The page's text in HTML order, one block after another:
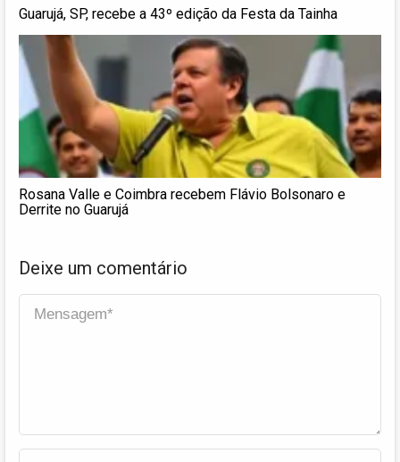
Guarujá, SP, recebe a 43º edição da Festa da Tainha
Rosana Valle e Coimbra recebem Flávio Bolsonaro e
Derrite no Guarujá
Deixe um comentário